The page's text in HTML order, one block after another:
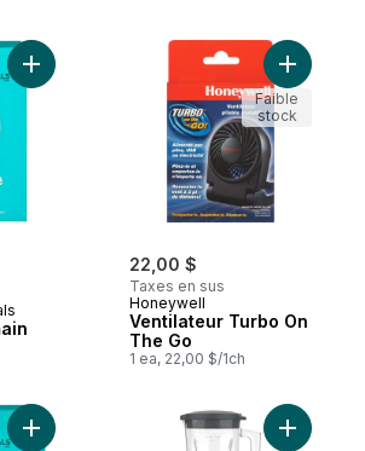
Ajouter Mélangeur à main 2 vitesses au
22,00 $
Taxes en sus
Honeywell
Ventilateur Turbo On
The Go
1 ea, 22,00 $/1ch
Ajouter
Faible
stock
Ajouter Bouilloire sans fil – noir au panier
Ajouter